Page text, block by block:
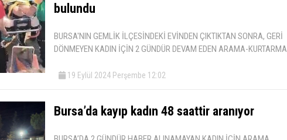
bulundu
BURSA'NIN GEMLİK İLÇESİNDEKİ EVİNDEN ÇIKTIKTAN SONRA, GERİ
DÖNMEYEN KADIN İÇİN 2 GÜNDÜR DEVAM EDEN ARAMA-KURTARMA
19 Eylül 2024 Perşembe 12:02
Bursa’da kayıp kadın 48 saattir aranıyor